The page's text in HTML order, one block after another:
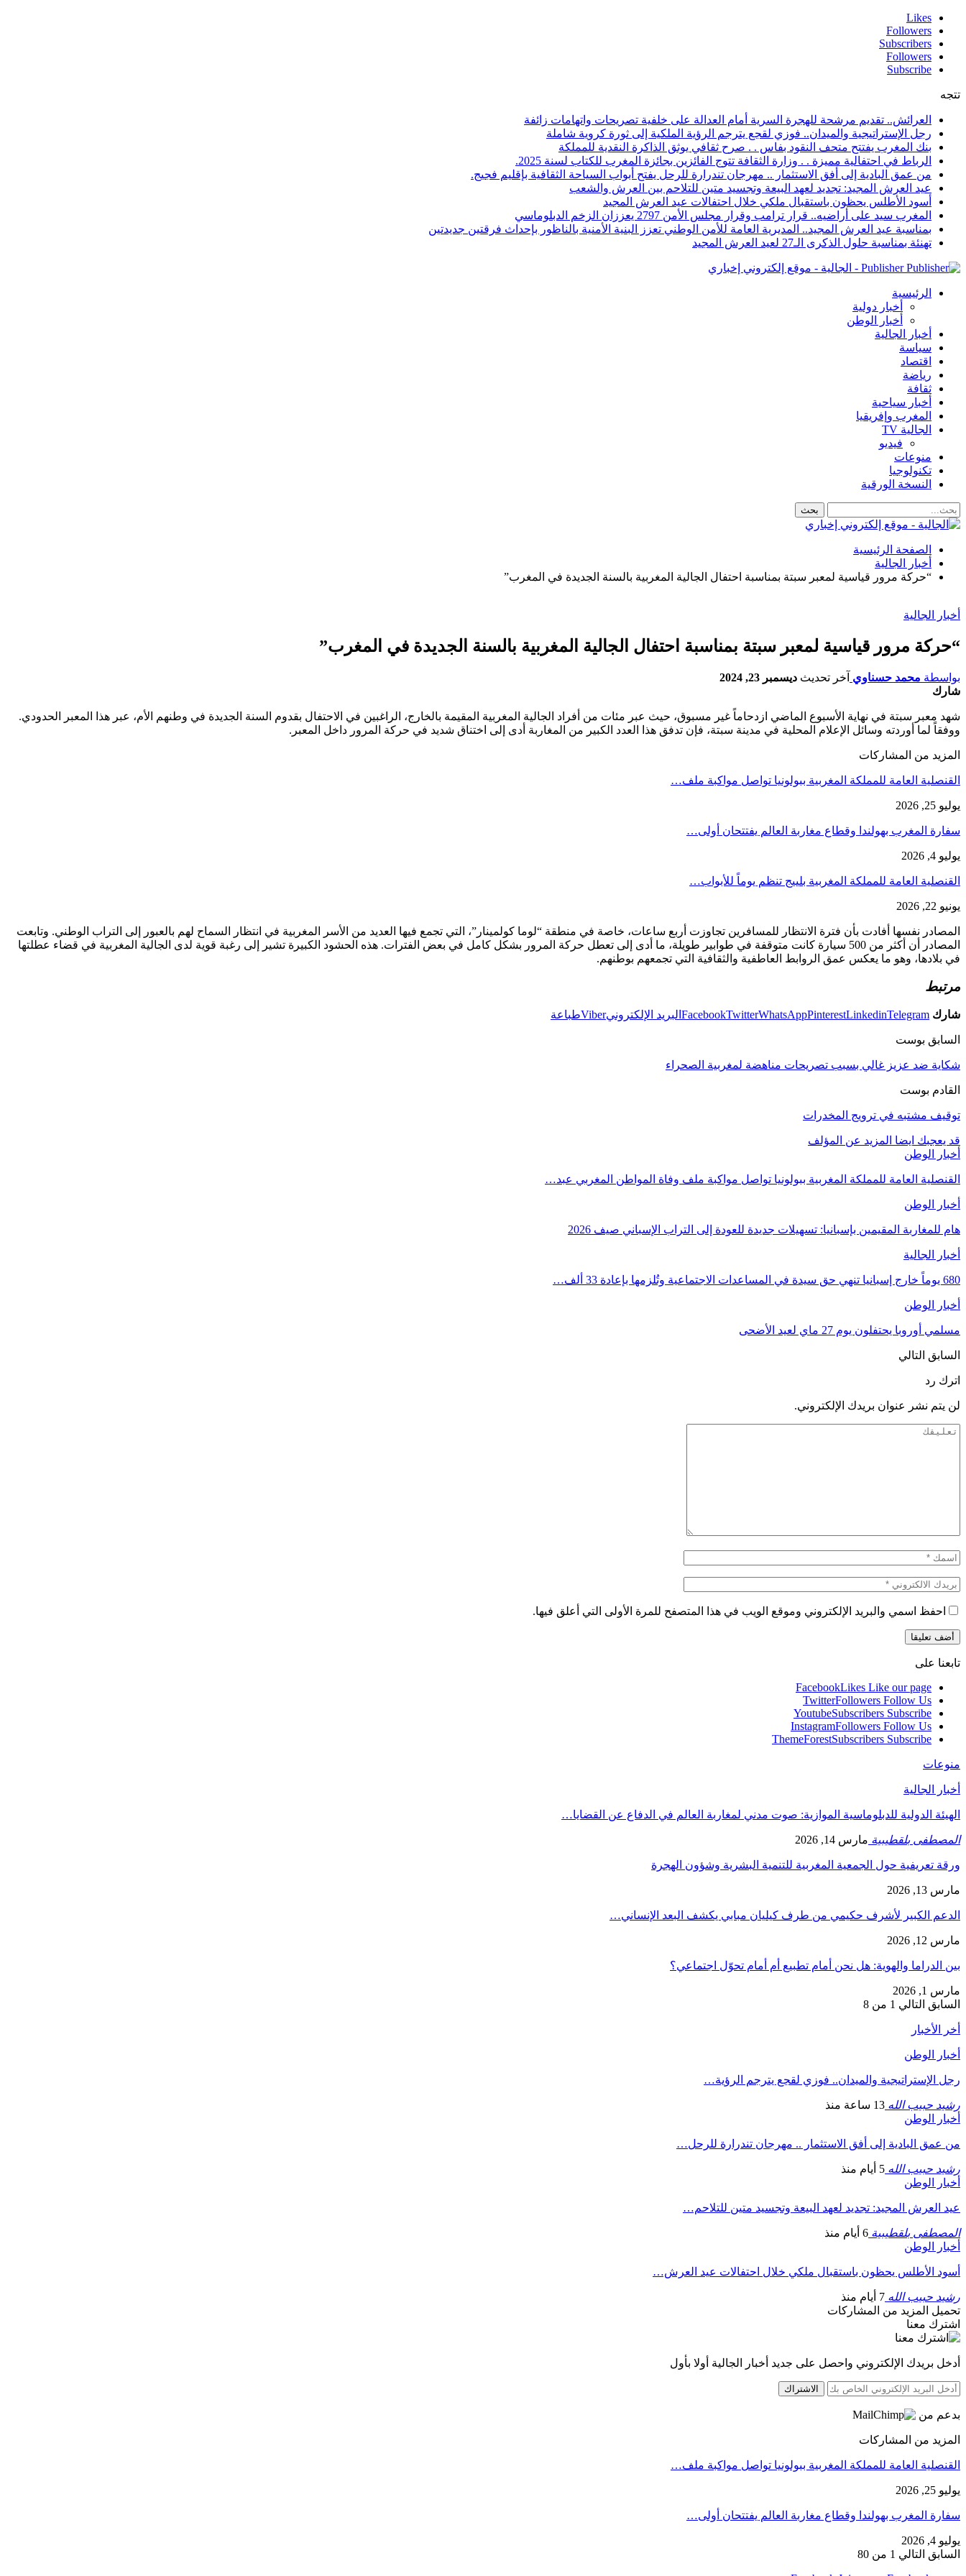
Likes
Followers
Subscribers
Followers
Subscribe
تتجه
العرائش.. تقديم مرشحة للهجرة السرية أمام العدالة على خلفية تصريحات واتهامات زائفة
رجل الإستراتيجية والميدان.. فوزي لقجع يترجم الرؤية الملكية إلى ثورة كروية شاملة
بنك المغرب يفتتح متحف النقود بفاس . . صرح ثقافي يوثق الذاكرة النقدية للمملكة
الرباط في احتفالية مميزة . . وزارة الثقافة تتوج الفائزين بجائزة المغرب للكتاب لسنة 2025.
من عمق البادية إلى أفق الاستثمار .. مهرجان تندرارة للرحل يفتح أبواب السياحة الثقافية بإقليم فجيج.
عيد العرش المجيد: تجديد لعهد البيعة وتجسيد متين للتلاحم بين العرش والشعب
أسود الأطلس يحظون باستقبال ملكي خلال احتفالات عيد العرش المجيد
المغرب سيد على أراضيه.. قرار ترامب وقرار مجلس الأمن 2797 يعززان الزخم الدبلوماسي
بمناسبة عيد العرش المجيد.. المديرية العامة للأمن الوطني تعزز البنية الأمنية بالناظور بإحداث فرقتين جديدتين
تهنئة بمناسبة حلول الذكرى الـ27 لعيد العرش المجيد
Publisher - الجالية - موقع إلكتروني إخباري
الرئيسية
أخبار دولية
أخبار الوطن
أخبار الجالية
سياسة
اقتصاد
رياضة
ثقافة
أخبار سياحية
المغرب وإفريقيا
الجالية TV
فيديو
منوعات
تكنولوجيا
النسخة الورقية
الصفحة الرئيسية
أخبار الجالية
“حركة مرور قياسية لمعبر سبتة بمناسبة احتفال الجالية المغربية بالسنة الجديدة في المغرب”
أخبار الجالية
“حركة مرور قياسية لمعبر سبتة بمناسبة احتفال الجالية المغربية بالسنة الجديدة في المغرب”
بواسطة محمد حسناوي آخر تحديث ديسمبر 23, 2024
شارك
شهد معبر سبتة في نهاية الأسبوع الماضي ازدحاماً غير مسبوق، حيث عبر مئات من أفراد الجالية المغربية المقيمة بالخارج، الراغبين في الاحتفال بقدوم السنة الجديدة في وطنهم الأم، عبر هذا المعبر الحدودي.
ووفقاً لما أوردته وسائل الإعلام المحلية في مدينة سبتة، فإن تدفق هذا العدد الكبير من المغاربة أدى إلى اختناق شديد في حركة المرور داخل المعبر.
المزيد من المشاركات
القنصلية العامة للمملكة المغربية ببولونيا تواصل مواكبة ملف…
يوليو 25, 2026
سفارة المغرب بهولندا وقطاع مغاربة العالم يفتتحان أولى…
يوليو 4, 2026
القنصلية العامة للمملكة المغربية بلييج تنظم يوماً للأبواب…
يونيو 22, 2026
المصادر نفسها أفادت بأن فترة الانتظار للمسافرين تجاوزت أربع ساعات، خاصة في منطقة “لوما كولمينار”، التي تجمع فيها العديد من الأسر المغربية في انتظار السماح لهم بالعبور إلى التراب الوطني. وتابعت
المصادر أن أكثر من 500 سيارة كانت متوقفة في طوابير طويلة، ما أدى إلى تعطل حركة المرور بشكل كامل في بعض الفترات. هذه الحشود الكبيرة تشير إلى رغبة قوية لدى الجالية المغربية في قضاء عطلتها
في بلادها، وهو ما يعكس عمق الروابط العاطفية والثقافية التي تجمعهم بوطنهم.
مرتبط
شارك FacebookTwitterWhatsAppPinterestLinkedinTelegram البريد الإلكترونيViberطباعة
السابق بوست
شكاية ضد عزيز غالي بسبب تصريحات مناهضة لمغربية الصحراء
القادم بوست
توقيف مشتبه في ترويج المخدرات
قد يعجبك ايضا المزيد عن المؤلف
أخبار الوطن
القنصلية العامة للمملكة المغربية ببولونيا تواصل مواكبة ملف وفاة المواطن المغربي عبد…
أخبار الوطن
هام للمغاربة المقيمين بإسبانيا: تسهيلات جديدة للعودة إلى التراب الإسباني صيف 2026
أخبار الجالية
680 يوماً خارج إسبانيا تنهي حق سيدة في المساعدات الاجتماعية وتُلزمها بإعادة 33 ألف…
أخبار الوطن
مسلمي أوروبا يحتفلون يوم 27 ماي لعيد الأضحى
السابق التالي
اترك رد
لن يتم نشر عنوان بريدك الإلكتروني.
احفظ اسمي والبريد الإلكتروني وموقع الويب في هذا المتصفح للمرة الأولى التي أعلق فيها.
تابعنا على
FacebookLikes Like our page
TwitterFollowers Follow Us
YoutubeSubscribers Subscribe
InstagramFollowers Follow Us
ThemeForestSubscribers Subscribe
منوعات
أخبار الجالية
الهيئة الدولية للدبلوماسية الموازية: صوت مدني لمغاربة العالم في الدفاع عن القضايا…
المصطفى بلقطيبية مارس 14, 2026
ورقة تعريفية حول الجمعية المغربية للتنمية البشرية وشؤون الهجرة
مارس 13, 2026
الدعم الكبير لأشرف حكيمي من طرف كيليان مبابي يكشف البعد الإنساني…
مارس 12, 2026
بين الدراما والهوية: هل نحن أمام تطبيع أم أمام تحوّل اجتماعي؟
مارس 1, 2026
السابق التالي 1 من 8
أخر الأخبار
أخبار الوطن
رجل الإستراتيجية والميدان.. فوزي لقجع يترجم الرؤية…
رشيد حبيب الله 13 ساعة منذ
أخبار الوطن
من عمق البادية إلى أفق الاستثمار .. مهرجان تندرارة للرحل…
رشيد حبيب الله 5 أيام منذ
أخبار الوطن
عيد العرش المجيد: تجديد لعهد البيعة وتجسيد متين للتلاحم…
المصطفى بلقطيبية 6 أيام منذ
أخبار الوطن
أسود الأطلس يحظون باستقبال ملكي خلال احتفالات عيد العرش…
رشيد حبيب الله 7 أيام منذ
تحميل المزيد من المشاركات
اشترك معنا
أدخل بريدك الإلكتروني واحصل على جديد أخبار الجالية أولا بأول
الاشتراك
بدعم من
المزيد من المشاركات
القنصلية العامة للمملكة المغربية ببولونيا تواصل مواكبة ملف…
يوليو 25, 2026
سفارة المغرب بهولندا وقطاع مغاربة العالم يفتتحان أولى…
يوليو 4, 2026
السابق التالي 1 من 80